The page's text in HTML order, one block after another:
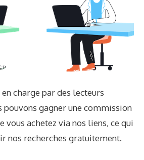
charge par des lecteurs
pouvons gagner une commission
vous achetez via nos liens, ce qui
nos recherches gratuitement.